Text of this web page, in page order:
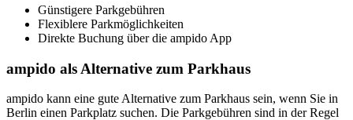
Günstigere Parkgebühren
Flexiblere Parkmöglichkeiten
Direkte Buchung über die ampido App
ampido als Alternative zum Parkhaus
ampido kann eine gute Alternative zum Parkhaus sein, wenn Sie in
Berlin einen Parkplatz suchen. Die Parkgebühren sind in der Regel